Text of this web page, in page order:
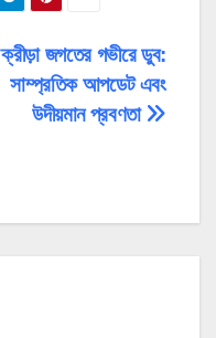
ক্রীড়া জগতের গভীরে ডুব:
সাম্প্রতিক আপডেট এবং
উদীয়মান প্রবণতা